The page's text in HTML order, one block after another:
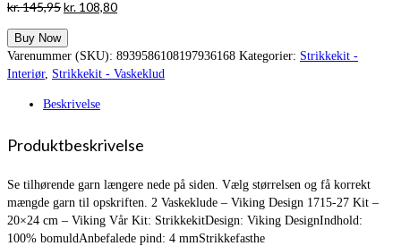
kr.145,95Den
pris
var:
kr. 145,95.
kr. 108,80Den
er:
kr. 108,80.
Buy Now
Varenummer (SKU): 8939586108197936168 Kategorier: Strikkekit -
Interiør, Strikkekit - Vaskeklud
Beskrivelse
Produktbeskrivelse
Se tilhørende garn længere nede på siden. Vælg størrelsen og få korrekt
mængde garn til opskriften. 2 Vaskeklude – Viking Design 1715-27 Kit –
20×24 cm – Viking Vår Kit: StrikkekitDesign: Viking DesignIndhold:
100% bomuldAnbefalede pind: 4 mmStrikkefasthe